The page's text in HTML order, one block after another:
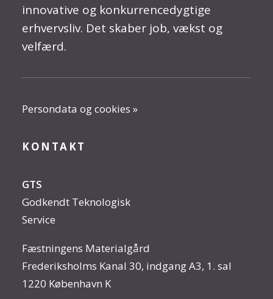
innovative og konkurrencedygtige
erhvervsliv. Det skaber job, vækst og
velfærd.
Persondata og cookies »
KONTAKT
GTS
Godkendt Teknologisk
Service
Fæstningens Materialgård
Frederiksholms Kanal 30, indgang A3, 1. sal
1220 København K